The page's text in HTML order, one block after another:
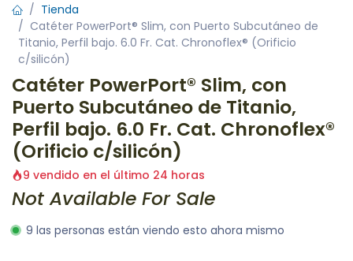
Tienda
Catéter PowerPort® Slim, con Puerto Subcutáneo de
Titanio, Perfil bajo. 6.0 Fr. Cat. Chronoflex® (Orificio
c/silicón)
Catéter PowerPort® Slim, con
Puerto Subcutáneo de Titanio,
Perfil bajo. 6.0 Fr. Cat. Chronoflex®
(Orificio c/silicón)
9 vendido en el último 24 horas
Not Available For Sale
9 las personas están viendo esto ahora mismo